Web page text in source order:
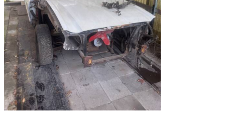
Ford Capri
Ford Cortina
Ford Escort
Ford F-Series
Ford Fiesta
Ford GT40
Ford Model A
Ford Model T
Ford Sierra
Ford Taunus
Ford Thunderbird
Ford V8